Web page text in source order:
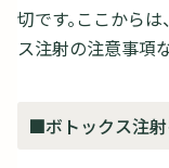
切です。ここから
ス注射の注意事項
■ボトックス注